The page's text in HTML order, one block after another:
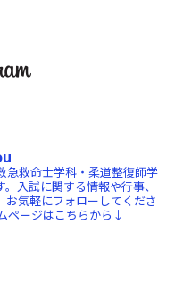
急救命士学科・柔道整復師学
入試に関する情報や行事、
気軽にフォローしてくださ
ページはこちらから↓